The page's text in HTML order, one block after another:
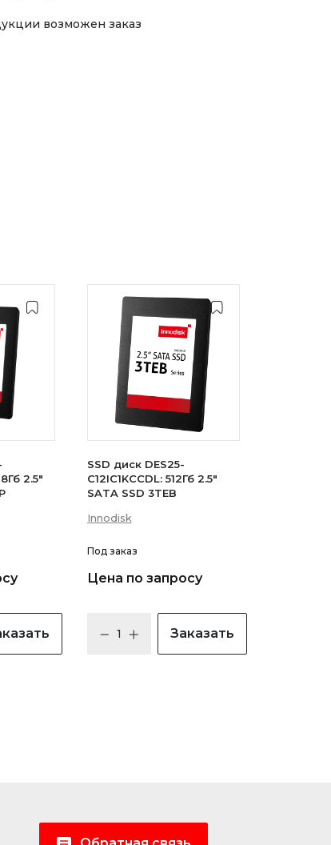
возможен заказ
2.5"
SSD диск DES25-
C12IC1KCCDL: 512Гб 2.5"
SATA SSD 3TEB
Innodisk
Под заказ
Цена по запросу
Заказать